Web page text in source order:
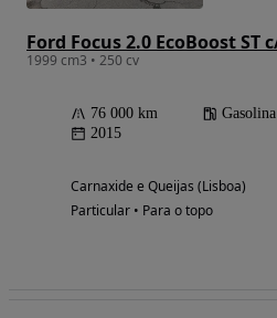
1999 cm3 • 250 cv
76 000 km Gasolina
2015
Carnaxide e Queijas (Lisboa)
Particular • Para o topo